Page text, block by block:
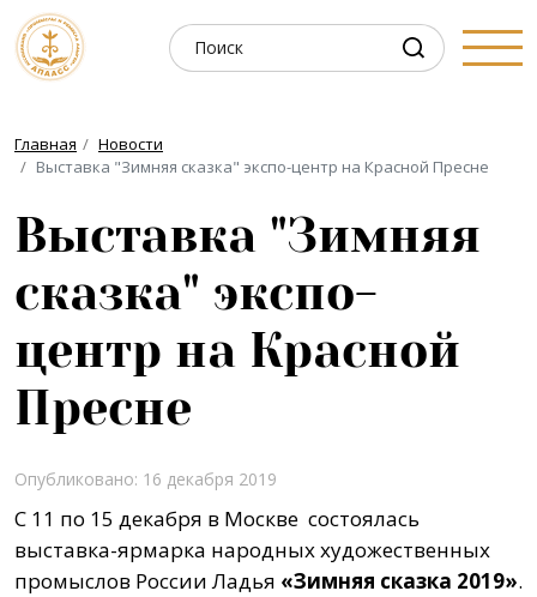
Главная
Новости
Выставка "Зимняя сказка" экспо-центр на Красной Пресне
Выставка "Зимняя
сказка" экспо-
центр на Красной
Пресне
Опубликовано: 16 декабря 2019
C 11 по 15 декабря в Москве состоялась
выставка-ярмарка народных художественных
промыслов России Ладья «Зимняя сказка 2019».